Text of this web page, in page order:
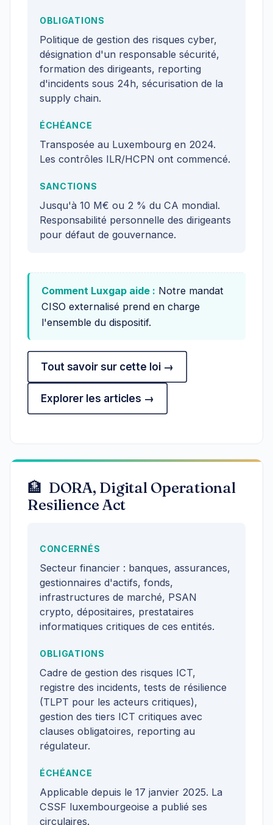
OBLIGATIONS
Politique de gestion des risques cyber,
désignation d'un responsable sécurité,
formation des dirigeants, reporting
d'incidents sous 24h, sécurisation de la
supply chain.
ÉCHÉANCE
Transposée au Luxembourg en 2024.
Les contrôles ILR/HCPN ont commencé.
SANCTIONS
Jusqu'à 10 M€ ou 2 % du CA mondial.
Responsabilité personnelle des dirigeants
pour défaut de gouvernance.
Comment Luxgap aide : Notre mandat
CISO externalisé prend en charge
l'ensemble du dispositif.
Tout savoir sur cette loi →
Explorer les articles →
🏦 DORA, Digital Operational
Resilience Act
CONCERNÉS
Secteur financier : banques, assurances,
gestionnaires d'actifs, fonds,
infrastructures de marché, PSAN
crypto, dépositaires, prestataires
informatiques critiques de ces entités.
OBLIGATIONS
Cadre de gestion des risques ICT,
registre des incidents, tests de résilience
(TLPT pour les acteurs critiques),
gestion des tiers ICT critiques avec
clauses obligatoires, reporting au
régulateur.
ÉCHÉANCE
Applicable depuis le 17 janvier 2025. La
CSSF luxembourgeoise a publié ses
circulaires.